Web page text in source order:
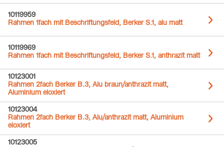
10119959
Rahmen 1fach mit Beschriftungsfeld, Berker S.1, alu matt
10119969
Rahmen 1fach mit Beschriftungsfeld, Berker S.1, anthrazit matt
10123001
Rahmen 2fach Berker B.3, Alu braun/anthrazit matt,
Aluminium eloxiert
10123004
Rahmen 2fach Berker B.3, Alu/anthrazit matt, Aluminium
eloxiert
10123005